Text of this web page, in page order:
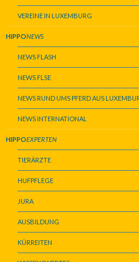
VEREINE IN LUXEMBURG
HIPPONEWS
NEWS FLASH
NEWS FLSE
NEWS RUND UMS PFERD AUS
NEWS INTERNATIONAL
HIPPOEXPERTEN
TIERÄRZTE
HUFPFLEGE
JURA
AUSBILDUNG
KÜRREITEN